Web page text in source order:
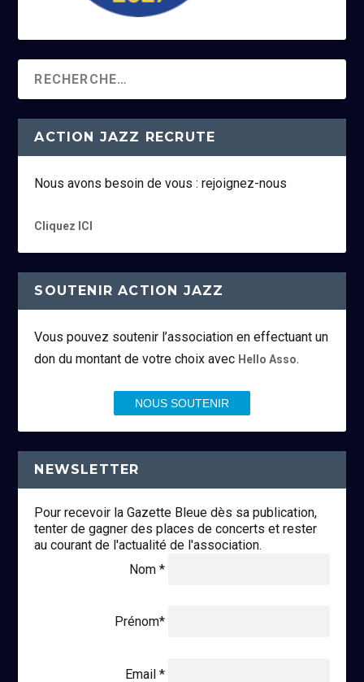
ACTION JAZZ RECRUTE
Nous avons besoin de vous : rejoignez-nous
Cliquez ICI
SOUTENIR ACTION JAZZ
Vous pouvez soutenir l’association en effectuant un
don du montant de votre choix avec Hello Asso.
NOUS SOUTENIR
NEWSLETTER
Pour recevoir la Gazette Bleue dès sa publication,
tenter de gagner des places de concerts et rester
au courant de l'actualité de l'association.
Nom *
Prénom*
Email *